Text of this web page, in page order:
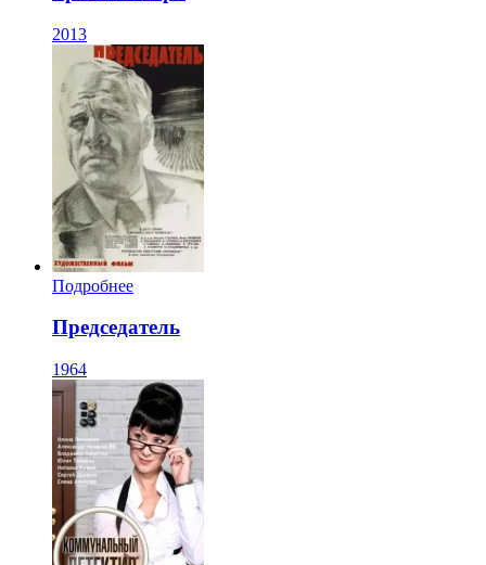
2013
Подробнее
Председатель
1964